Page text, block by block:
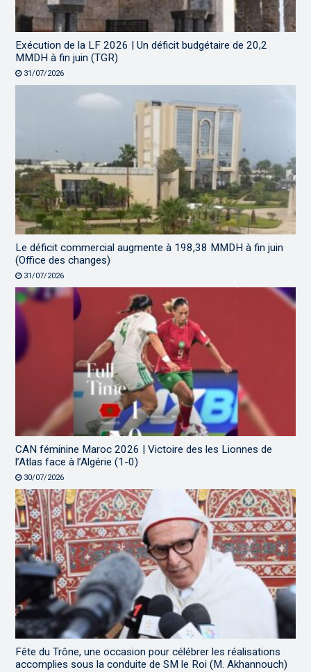
Exécution de la LF 2026 | Un déficit budgétaire de 20,2
MMDH à fin juin (TGR)
31/07/2026
Le déficit commercial augmente à 198,38 MMDH à fin juin
(Office des changes)
31/07/2026
CAN féminine Maroc 2026 | Victoire des les Lionnes de
l’Atlas face à l’Algérie (1-0)
30/07/2026
Fête du Trône, une occasion pour célébrer les réalisations
accomplies sous la conduite de SM le Roi (M. Akhannouch)